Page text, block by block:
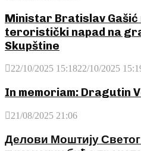
Ministar Bratislav
teroristički napad na
Skupštine
22/10/2025 15:1822/10/2025
In memoriam: Dragutin
21/08/2025 21:06
Делови Моштију